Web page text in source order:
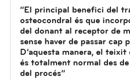
“El principal benefici del
osteocondral és que
del donant al receptor de
sense haver de passar cap
D’aquesta manera, el
és totalment normal des
del procés”